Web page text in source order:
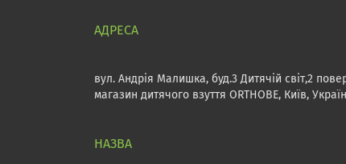
вул. Андрія Малишка, буд.3 Дитячій світ,2
магазин дитячого взуття ORTHOBE, Київ,